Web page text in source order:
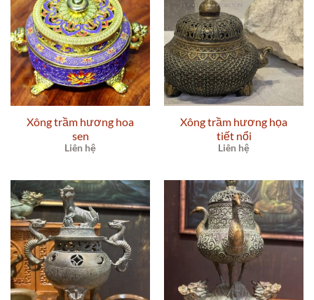
Xông trầm hương hoa
sen
Liên hệ
Xông trầm hương họa
tiết nổi
Liên hệ